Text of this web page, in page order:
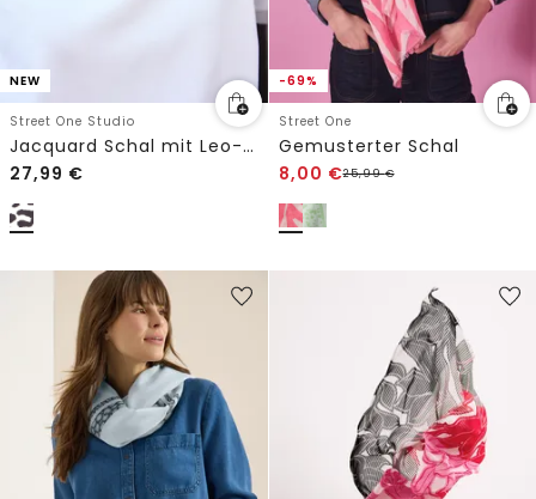
NEW
Street One Studio
Jacquard Schal mit Leo-Muster
27,99 €
-69%
Street One
Gemusterter Schal
8,00 €25,99€